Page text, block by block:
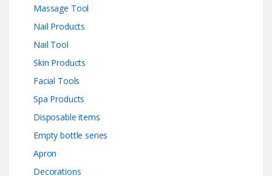
Massage Tool
Nail Products
Nail Tool
Skin Products
Facial Tools
Spa Products
Disposable items
Empty bottle series
Apron
Decorations